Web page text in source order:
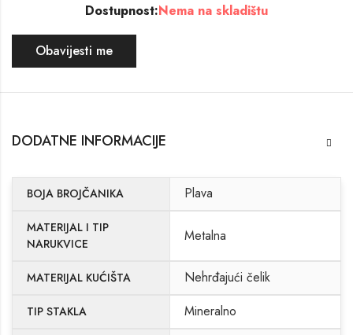
Dostupnost:Nema na skladištu
Obavijesti me
DODATNE INFORMACIJE
BOJA BROJČANIKA Plava
MATERIJAL I TIP
NARUKVICE
Metalna
MATERIJAL KUĆIŠTA Nehrđajući čelik
TIP STAKLA Mineralno